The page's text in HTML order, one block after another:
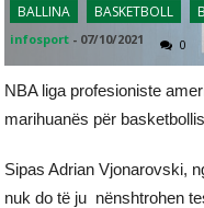
BALLINA BASKETBOLL
infosport - 07/10/2021 0
NBA liga profesioniste
marihuanës për
Sipas Adrian Vjonarovski,
nuk do të ju nënshtrohen